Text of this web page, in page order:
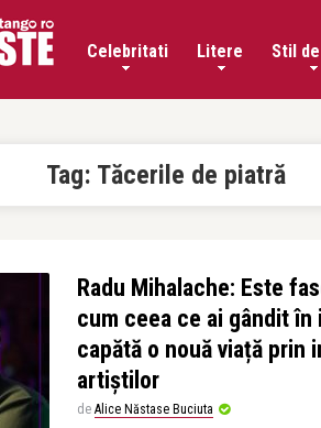
Celebritati Litere Stil
Tag: Tăcerile de piatră
Radu Mihalache: Este
cum ceea ce ai gândit
capătă o nouă viață prin
artiștilor
de Alice Năstase Buciuta